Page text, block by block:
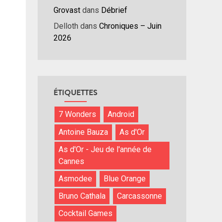
Grovast dans Débrief
Delloth dans Chroniques – Juin
2026
ÉTIQUETTES
7 Wonders
Android
Antoine Bauza
As d'Or
As d'Or - Jeu de l'année de
Cannes
Asmodee
Blue Orange
Bruno Cathala
Carcassonne
Cocktail Games